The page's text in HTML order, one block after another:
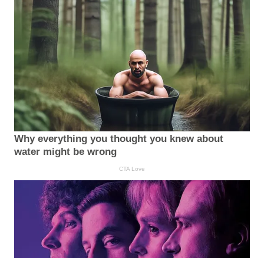
Why everything you thought you knew about
water might be wrong
CTA Love